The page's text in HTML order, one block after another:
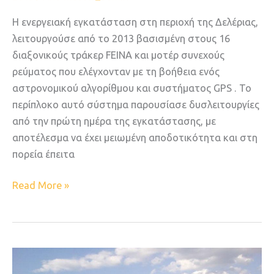
Η ενεργειακή εγκατάσταση στη περιοχή της Δελέριας,
λειτουργούσε από το 2013 βασισμένη στους 16
διαξονικούς τράκερ FEINA και μοτέρ συνεχούς
ρεύματος που ελέγχονταν με τη βοήθεια ενός
αστρονομικού αλγορίθμου και συστήματος GPS . To
περίπλοκο αυτό σύστημα παρουσίασε δυσλειτουργίες
από την πρώτη ημέρα της εγκατάστασης, με
αποτέλεσμα να έχει μειωμένη αποδοτικότητα και στη
πορεία έπειτα
MLD
Read More »